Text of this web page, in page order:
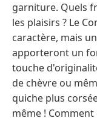
garniture. Quels
les plaisirs ? Le
caractère, mais
apporteront un
touche
de chèvre ou
quiche plus
même !